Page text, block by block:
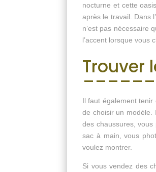
nocturne et cette
après le travail. Dans
n’est pas nécessaire
l’accent lorsque vous
Trouver
Il faut également
de choisir un modèle.
des chaussures,
sac à main, vous
voulez montrer.
Si vous vendez des